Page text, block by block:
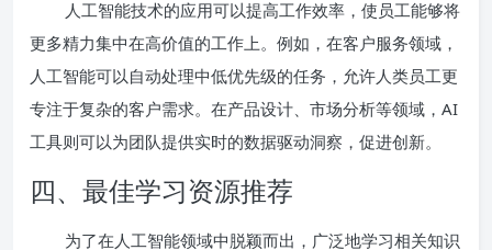
人工智能技术的应用可以提高工作效率，使员工能够将
更多精力集中在高价值的工作上。例如，在客户服务领域，
人工智能可以自动处理中低优先级的任务，允许人类员工更
专注于复杂的客户需求。在产品设计、市场分析等领域，AI
工具则可以为团队提供实时的数据驱动洞察，促进创新。
四、最佳学习资源推荐
为了在人工智能领域中脱颖而出，广泛地学习相关知识